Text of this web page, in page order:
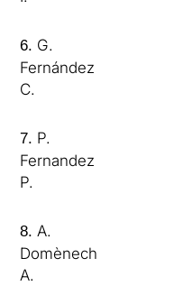
6. G.
Fernández
C.
7. P.
Fernandez
P.
8. A.
Domènech
A.